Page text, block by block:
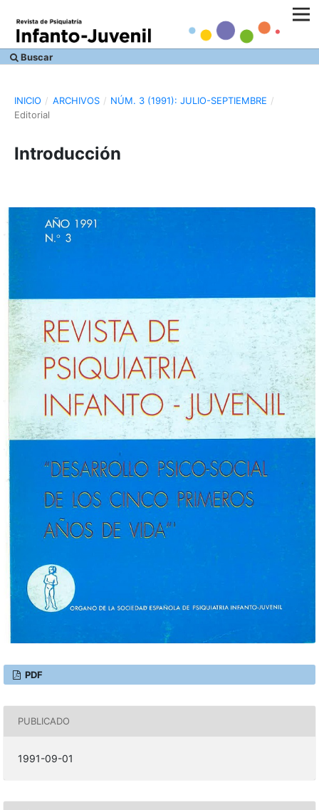
Buscar
INICIO / ARCHIVOS / NÚM. 3 (1991): JULIO-SEPTIEMBRE /
Editorial
Introducción
PDF
PUBLICADO
1991-09-01